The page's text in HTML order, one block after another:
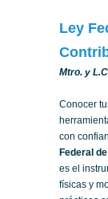
Ley
Mtro. y
Conocer
con
Federal
es el
físicas y